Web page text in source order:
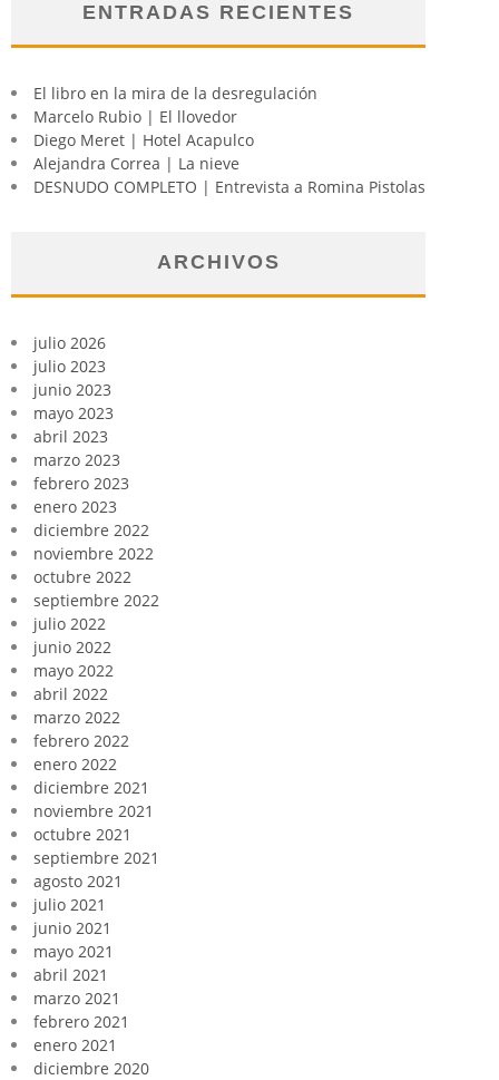
ENTRADAS RECIENTES
El libro en la mira de la desregulación
Marcelo Rubio | El llovedor
Diego Meret | Hotel Acapulco
Alejandra Correa | La nieve
DESNUDO COMPLETO | Entrevista a Romina Pistolas
ARCHIVOS
julio 2026
julio 2023
junio 2023
mayo 2023
abril 2023
marzo 2023
febrero 2023
enero 2023
diciembre 2022
noviembre 2022
octubre 2022
septiembre 2022
julio 2022
junio 2022
mayo 2022
abril 2022
marzo 2022
febrero 2022
enero 2022
diciembre 2021
noviembre 2021
octubre 2021
septiembre 2021
agosto 2021
julio 2021
junio 2021
mayo 2021
abril 2021
marzo 2021
febrero 2021
enero 2021
diciembre 2020